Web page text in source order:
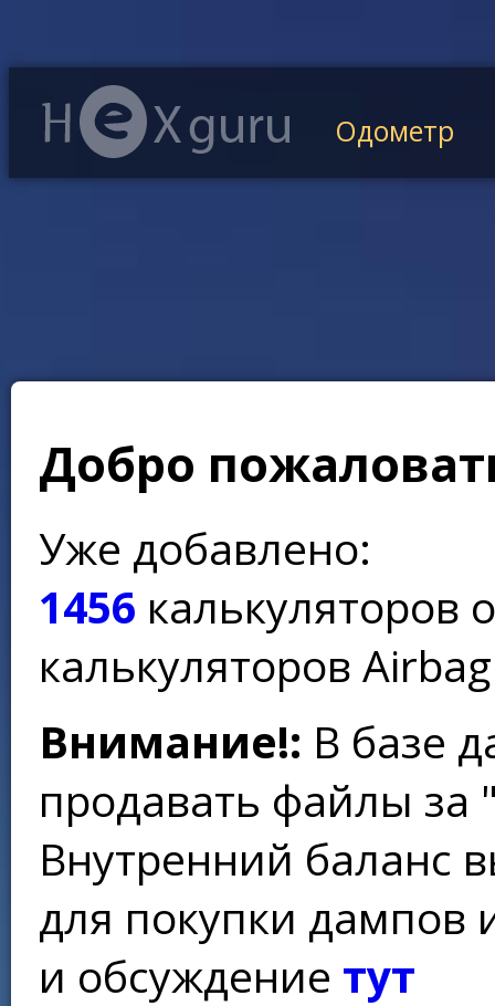
Одометр
Добро
Уже добавлено:
1456 калькуляторов
калькуляторов Airbag
Внимание!: В базе
продавать файлы за
Внутренний баланс
для покупки дампов
и обсуждение тут